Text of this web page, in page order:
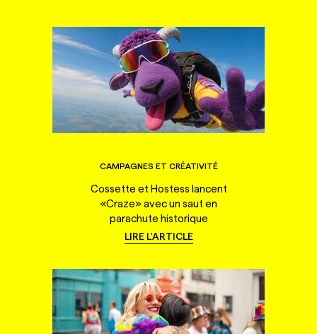
CAMPAGNES ET CRÉATIVITÉ
Cossette et Hostess lancent
«Craze» avec un saut en
parachute historique
LIRE L'ARTICLE